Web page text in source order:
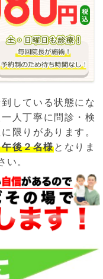
している状態にな
人丁寧に問診・検
限りがあります。
後２名様となりま
。